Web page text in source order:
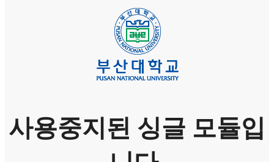
사용중지된 싱글 모듈입